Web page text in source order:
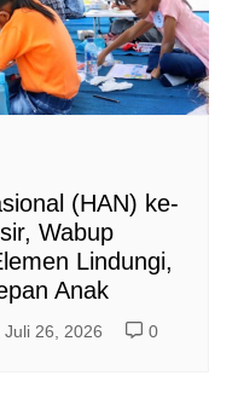
(HAN) ke-
Wabup
Lindungi,
Anak
Juli 26, 2026 0